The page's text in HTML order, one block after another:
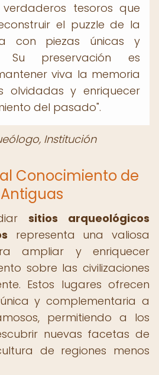
tesoros que
el puzzle de la
con piezas únicas y
Su preservación es
viva la memoria
olvidadas y enriquecer
del pasado".
Institución
Conocimiento de
sitios arqueológicos
representa una valiosa
ampliar y enriquecer
sobre las civilizaciones
Estos lugares ofrecen
y complementaria a
permitiendo a los
nuevas facetas de
de regiones menos